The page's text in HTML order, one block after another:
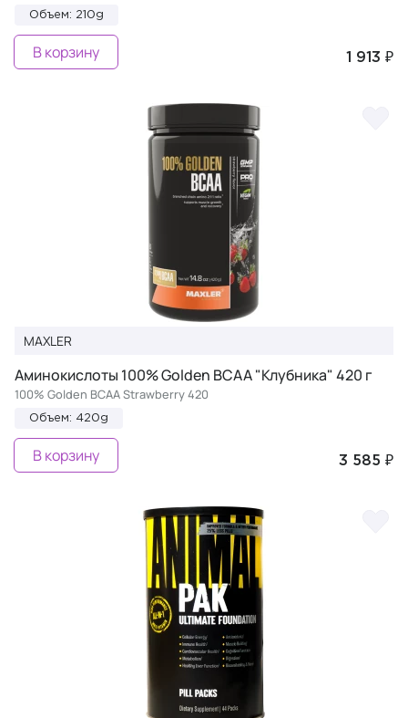
Объем: 210g
1 913 ₽
В корзину
MAXLER
Аминокислоты 100% Golden BCAA "Клубника" 420 г
100% Golden BCAA Strawberry 420
Объем: 420g
3 585 ₽
В корзину